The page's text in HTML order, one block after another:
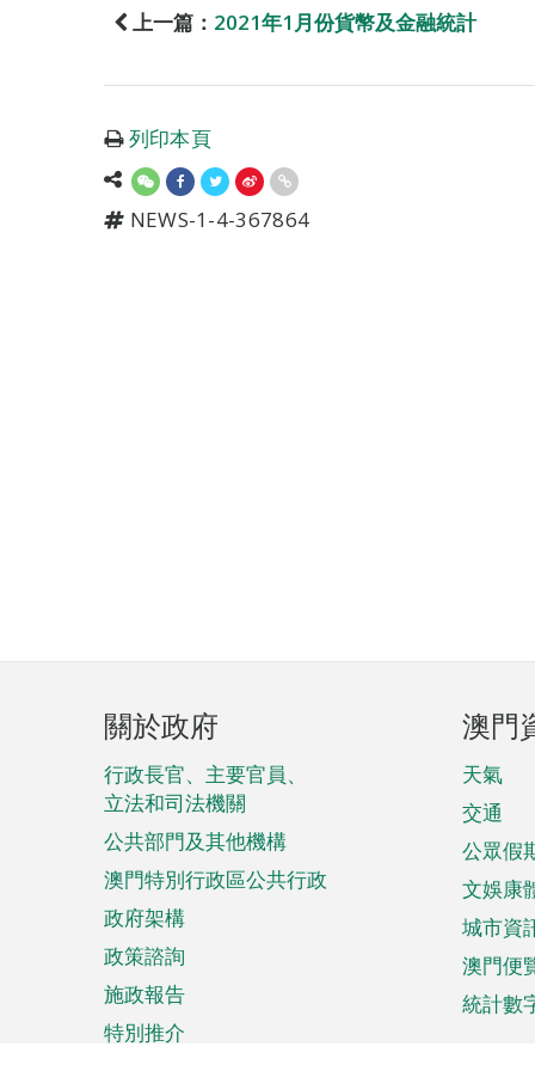
上一篇： 2021年1月份貨幣及金融統計
列印本頁
NEWS-1-4-367864
頁
腳
菜
單
關於政府
行政長官、主要官員、
立法和司法機關
公共部門及其他機構
澳門特別行政區公共行政
政府架構
政策諮詢
施政報告
特別推介
澳門
天氣
交通
公眾假
文娛康
城市資
澳門便
統計數